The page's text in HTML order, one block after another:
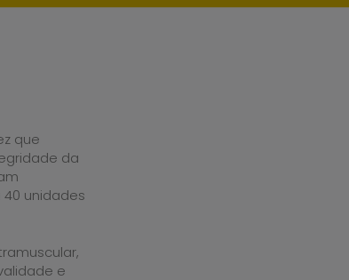
que
da
unidades
e